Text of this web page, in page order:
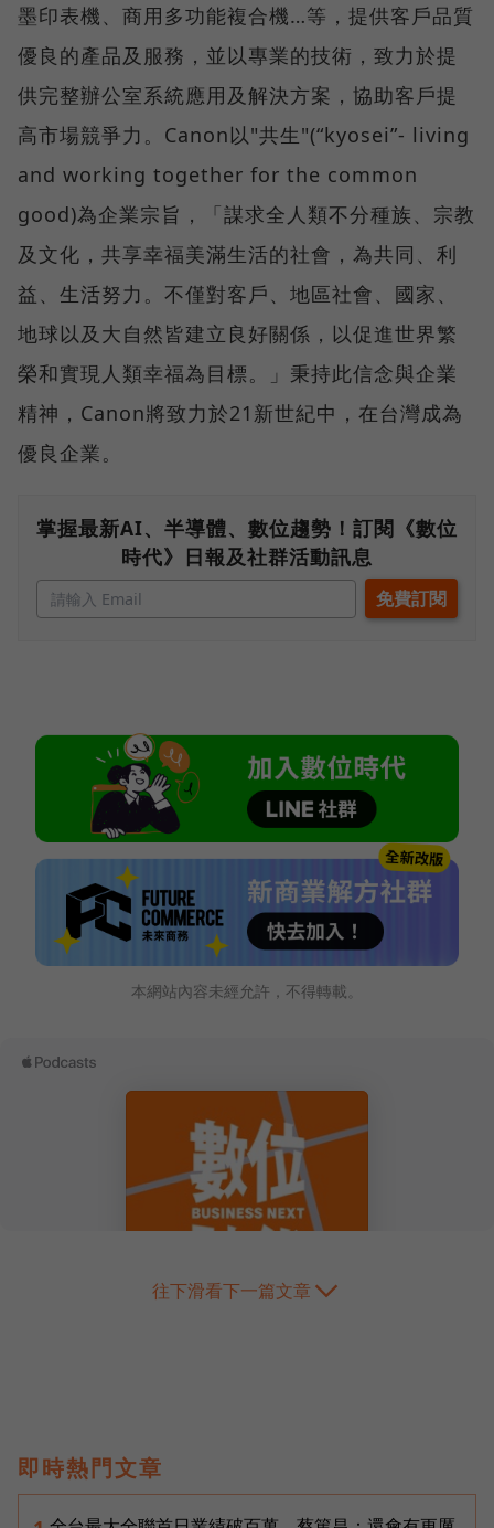
墨印表機、商用多功能複合機…等，提供客戶品質
優良的產品及服務，並以專業的技術，致力於提
供完整辦公室系統應用及解決方案，協助客戶提
高市場競爭力。Canon以"共生"(“kyosei”- living
and working together for the common
good)為企業宗旨，「謀求全人類不分種族、宗教
及文化，共享幸福美滿生活的社會，為共同、利
益、生活努力。不僅對客戶、地區社會、國家、
地球以及大自然皆建立良好關係，以促進世界繁
榮和實現人類幸福為目標。」秉持此信念與企業
精神，Canon將致力於21新世紀中，在台灣成為
優良企業。
掌握最新AI、半導體、數位趨勢！訂閱《數位
時代》日報及社群活動訊息
本網站內容未經允許，不得轉載。
往下滑看下一篇文章
即時熱門文章